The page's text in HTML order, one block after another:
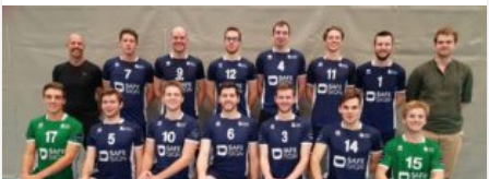
Benny
Maesen
(Hasselt)
–
“We
kenden
het
recept
voor
de
overwinning”